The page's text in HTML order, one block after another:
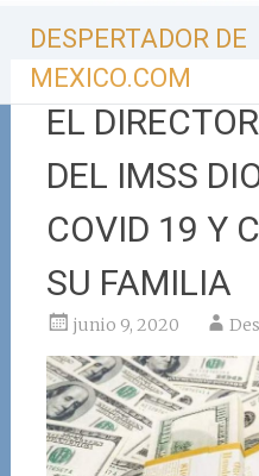
contenido
DESPERTADOR DE
MEXICO.COM
EL
DEL IMSS
COVID 19 Y
SU FAMILIA
junio 9, 2020